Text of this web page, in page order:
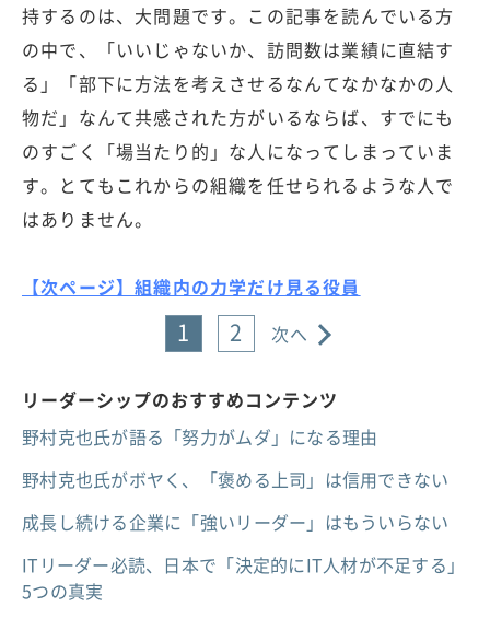
持するのは、大問題です。この記事を読んでいる方
の中で、「いいじゃないか、訪問数は業績に直結す
る」「部下に方法を考えさせるなんてなかなかの人
物だ」なんて共感された方がいるならば、すでにも
のすごく「場当たり的」な人になってしまっていま
す。とてもこれからの組織を任せられるような人で
はありません。
【次ページ】組織内の力学だけ見る役員
1 2 次へ
リーダーシップのおすすめコンテンツ
野村克也氏が語る「努力がムダ」になる理由
野村克也氏がボヤく、「褒める上司」は信用できない
成長し続ける企業に「強いリーダー」はもういらない
ITリーダー必読、日本で「決定的にIT人材が不足する」
5つの真実